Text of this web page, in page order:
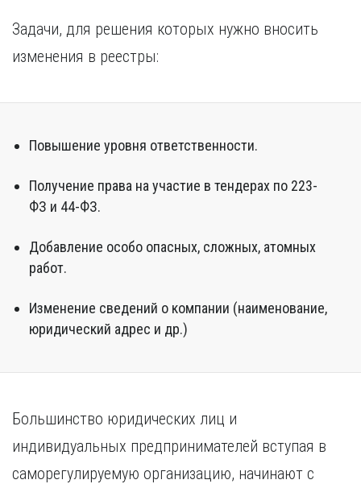
Задачи, для решения которых нужно вносить
изменения в реестры:
Повышение уровня ответственности.
Получение права на участие в тендерах по 223-
ФЗ и 44-ФЗ.
Добавление особо опасных, сложных, атомных
работ.
Изменение сведений о компании (наименование,
юридический адрес и др.)
Большинство юридических лиц и
индивидуальных предпринимателей вступая в
саморегулируемую организацию, начинают с